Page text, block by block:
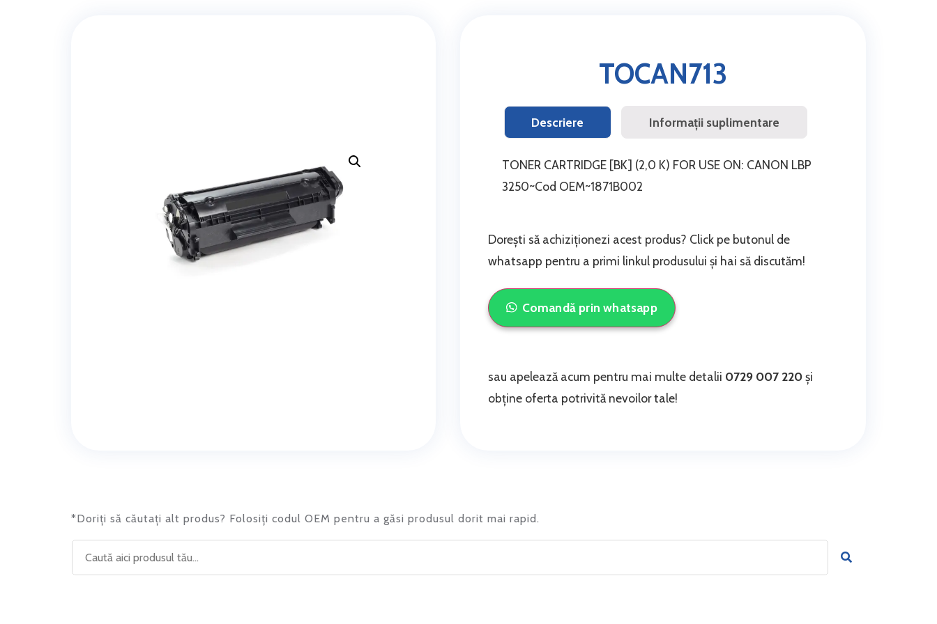
TOCAN713
Descriere Informații suplimentare
TONER CARTRIDGE [BK] (2,0 K) FOR USE ON: CANON LBP
3250~Cod OEM~1871B002
Dorești să achiziționezi acest produs? Click pe butonul de
whatsapp pentru a primi linkul produsului și hai să discutăm!
Comandă prin whatsapp
sau apelează acum pentru mai multe detalii 0729 007 220și
obține oferta potrivită nevoilor tale!
*Doriți să căutați alt produs? Folosiți codul OEM pentru a găsi produsul dorit mai rapid.